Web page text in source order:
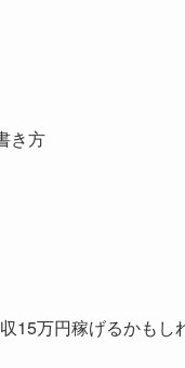
き方
15万円稼げるかも